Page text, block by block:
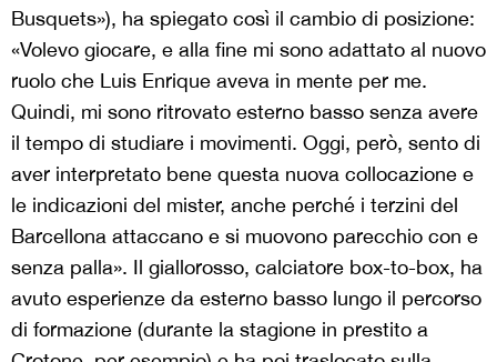
Busquets»), ha spiegato così il cambio di posizione:
«Volevo giocare, e alla fine mi sono adattato al nuovo
ruolo che Luis Enrique aveva in mente per me.
Quindi, mi sono ritrovato esterno basso senza avere
il tempo di studiare i movimenti. Oggi, però, sento di
aver interpretato bene questa nuova collocazione e
le indicazioni del mister, anche perché i terzini del
Barcellona attaccano e si muovono parecchio con e
senza palla». Il giallorosso, calciatore box-to-box, ha
avuto esperienze da esterno basso lungo il percorso
di formazione (durante la stagione in prestito a